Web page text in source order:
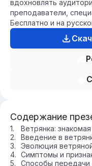
вдохновлять
преподаватели,
Бесплатно и на
Содержание
Ветрянка:
Введение в
Эволюция
Симптомы и
Способы передачи